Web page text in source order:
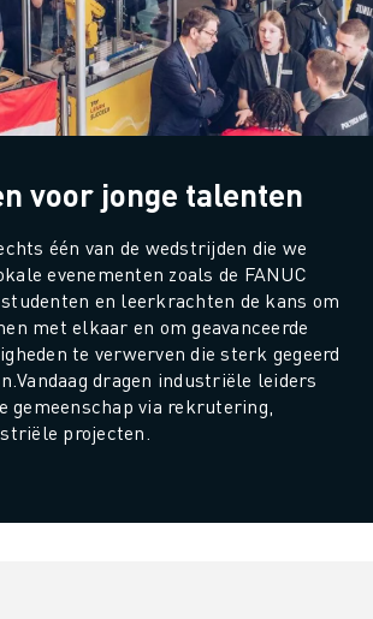
voor jonge talenten
één van de wedstrijden die we
evenementen zoals de FANUC
en leerkrachten de kans om
met elkaar en om geavanceerde
te verwerven die sterk gegeerd
Vandaag dragen industriële leiders
gemeenschap via rekrutering,
projecten.